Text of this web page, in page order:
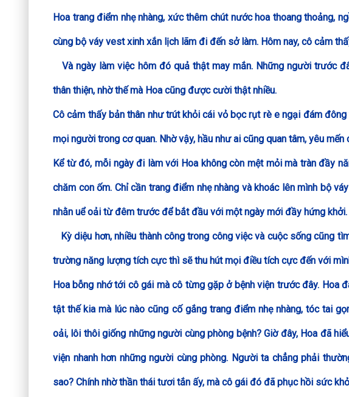
Hoa trang điểm nhẹ nhàng, xức thêm chút nước hoa thoang thoảng,
cùng bộ váy vest xinh xắn lịch lãm đi đến sở làm. Hôm nay, cô cảm
Và ngày làm việc hôm đó quả thật may mắn. Những người trước
thân thiện, nhờ thế mà Hoa cũng được cười thật nhiều.
Cô cảm thấy bản thân như trút khỏi cái vỏ bọc rụt rè e ngại đám
mọi người trong cơ quan. Nhờ vậy, hầu như ai cũng quan tâm, yêu mến
Kể từ đó, mỗi ngày đi làm với Hoa không còn mệt mỏi mà tràn đầy
chăm con ốm. Chỉ cần trang điểm nhẹ nhàng và khoác lên mình bộ
nhằn uể oải từ đêm trước để bắt đầu với một ngày mới đầy hứng khởi.
Kỳ diệu hơn, nhiều thành công trong công việc và cuộc sống cũng
trường năng lượng tích cực thì sẽ thu hút mọi điều tích cực đến với
Hoa bỗng nhớ tới cô gái mà cô từng gặp ở bệnh viện trước đây. Hoa
tật thế kia mà lúc nào cũng cố gắng trang điểm nhẹ nhàng, tóc tai
oải, lôi thôi giống những người cùng phòng bệnh? Giờ đây, Hoa đã
viện nhanh hơn những người cùng phòng. Người ta chẳng phải
sao? Chính nhờ thần thái tươi tắn ấy, mà cô gái đó đã phục hồi sức